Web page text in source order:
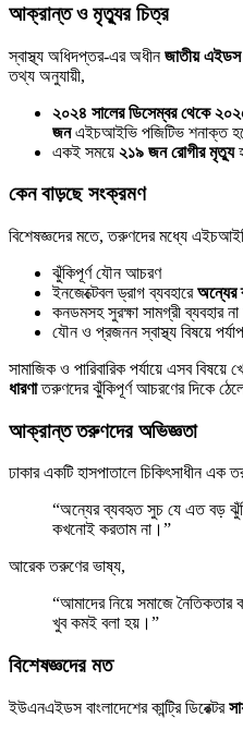
আক্রান্ত ও মৃত্যুর চিত্র
স্বাস্থ্য অধিদপ্তর-এর অধীনজাতীয় এইডস
তথ্য অনুযায়ী,
২০২৪ সালের ডিসেম্বর থেকে
জনএইচআইভি পজিটিভ শনাক্ত
একই সময়ে ২১৯ জন রোগীর মৃত্যু
কেন বাড়ছে সংক্রমণ
বিশেষজ্ঞদের মতে, তরুণদের মধ্যে
ঝুঁকিপূর্ণ যৌন আচরণ
ইনজেক্টেবল ড্রাগ ব্যবহারেঅন্যের
কনডমসহ সুরক্ষা সামগ্রী ব্যবহার না
যৌন ও প্রজনন স্বাস্থ্য বিষয়ে
সামাজিক ও পারিবারিক পর্যায়ে এসব বিষয়ে
ধারণাতরুণদের ঝুঁকিপূর্ণ আচরণের দিকে
আক্রান্ত তরুণদের অভিজ্ঞতা
ঢাকার একটি হাসপাতালে চিকিৎসাধীন এক
“অন্যের ব্যবহৃত সুচ যে এত বড়
কখনোই করতাম না।”
আরেক তরুণের ভাষ্য,
“আমাদের নিয়ে সমাজে নৈতিকতার
খুব কমই বলা হয়।”
বিশেষজ্ঞদের মত
ইউএনএইডস বাংলাদেশের কান্ট্রি ডিরেক্টর